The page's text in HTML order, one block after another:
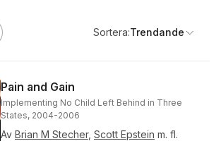
Sortera:Trendande
Pain and Gain
Implementing No Child Left Behind in Three
States, 2004-2006
Av Brian M Stecher, Scott Epstein m. fl.